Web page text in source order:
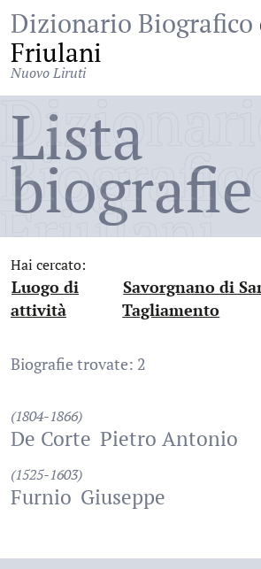
Dizionario Biografico
Friulani
Nuovo Liruti
Friulani
Lista
biografie
Hai cercato:
Luogo di
attività
:Savorgnano di
Tagliamento
Biografie trovate: 2
(1804-1866)
De Corte Pietro Antonio
(1525-1603)
Furnio Giuseppe